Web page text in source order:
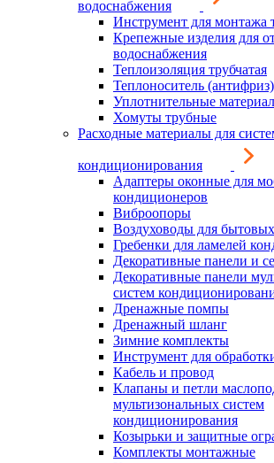
водоснабжения
Инструмент для монтажа
Крепежные изделия для
водоснабжения
Теплоизоляция трубчатая
Теплоноситель (антифриз)
Уплотнительные
Хомуты трубные
Расходные материалы для
кондиционирования
Адаптеры оконные для
кондиционеров
Виброопоры
Воздуховоды для
Гребенки для ламелей
Декоративные панели и
Декоративные панели
систем
Дренажные помпы
Дренажный шланг
Зимние комплекты
Инструмент для
Кабель и провод
Клапаны и петли
мультизональных систем
кондиционирования
Козырьки и защитные
Комплекты монтажные